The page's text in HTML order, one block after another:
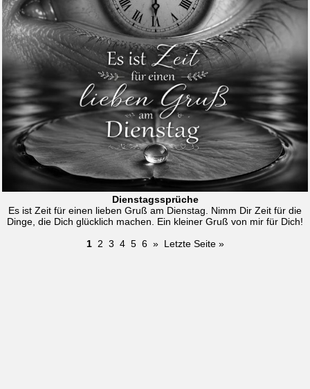
Dienstagssprüche
Es ist Zeit für einen lieben Gruß am Dienstag. Nimm Dir Zeit für die
Dinge, die Dich glücklich machen. Ein kleiner Gruß von mir für Dich!
1 2 3 4 5 6 » Letzte Seite »